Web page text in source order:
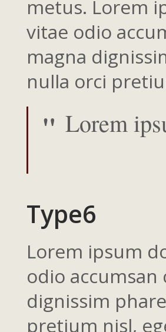
metus. Lorem
vitae odio
magna
nulla orci
Lorem
Type6
Lorem ipsum
odio
dignissim
pretium nisl,